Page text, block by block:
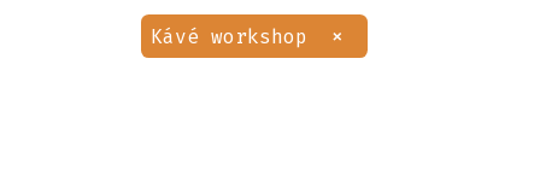
Kávé workshop ×